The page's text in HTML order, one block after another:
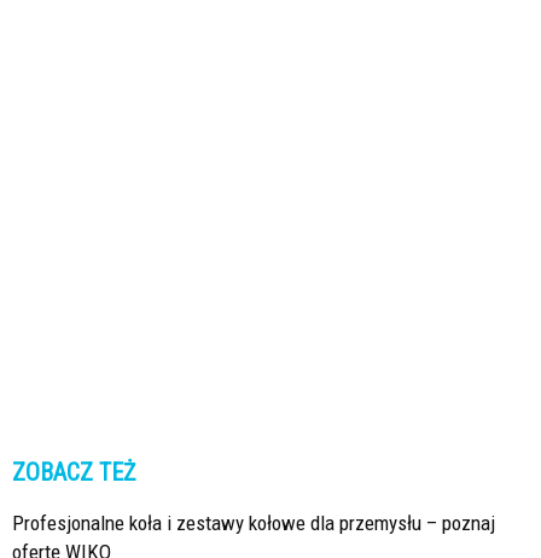
ZOBACZ TEŻ
Profesjonalne koła i zestawy kołowe dla przemysłu – poznaj
ofertę WIKO